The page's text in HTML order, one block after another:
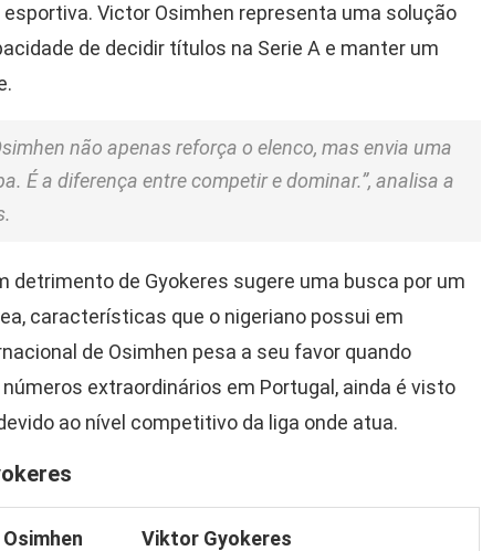
Victor Osimhen representa uma solução
de decidir títulos na Serie A e manter um
não apenas reforça o elenco, mas envia uma
É a diferença entre competir e dominar.”, analisa a
detrimento de Gyokeres sugere uma busca por um
características que o nigeriano possui em
de Osimhen pesa a seu favor quando
extraordinários em Portugal, ainda é visto
ao nível competitivo da liga onde atua.
Viktor Gyokeres